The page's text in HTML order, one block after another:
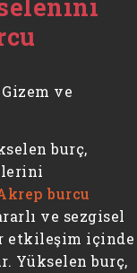
ve
burç,
burcu
ve sezgisel
etkileşim içinde
Yükselen burç,